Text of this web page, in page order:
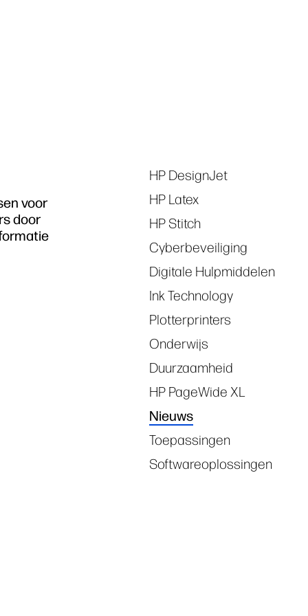
HP DesignJet
HP Latex
HP Stitch
Cyberbeveiliging
Digitale Hulpmiddelen
Ink Technology
Plotterprinters
Onderwijs
Duurzaamheid
HP PageWide XL
Nieuws
Toepassingen
Softwareoplossingen
voor
door